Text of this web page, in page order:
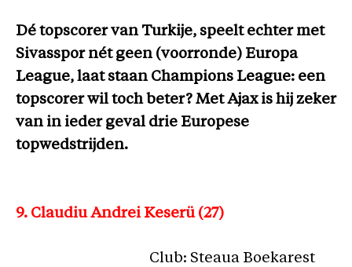
Dé topscorer van Turkije, speelt echter met
Sivasspor nét geen (voorronde) Europa
League, laat staan Champions League: een
topscorer wil toch beter? Met Ajax is hij zeker
van in ieder geval drie Europese
topwedstrijden.
9. Claudiu Andrei Keserü (27)
Club: Steaua Boekarest